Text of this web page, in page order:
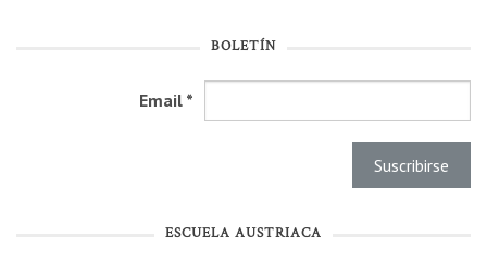
BOLETÍN
Email *
ESCUELA AUSTRIACA